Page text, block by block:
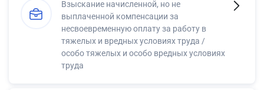
Взыскание начисленной, но не
выплаченной компенсации за
несвоевременную оплату за работу в
тяжелых и вредных условиях труда /
особо тяжелых и особо вредных условиях
труда